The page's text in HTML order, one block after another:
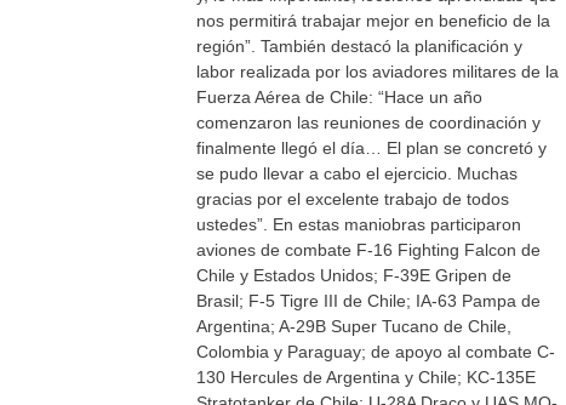
nos permitirá trabajar mejor en beneficio de la
región”. También destacó la planificación y
labor realizada por los aviadores militares de la
Fuerza Aérea de Chile: “Hace un año
comenzaron las reuniones de coordinación y
finalmente llegó el día… El plan se concretó y
se pudo llevar a cabo el ejercicio. Muchas
gracias por el excelente trabajo de todos
ustedes”. En estas maniobras participaron
aviones de combate F-16 Fighting Falcon de
Chile y Estados Unidos; F-39E Gripen de
Brasil; F-5 Tigre III de Chile; IA-63 Pampa de
Argentina; A-29B Super Tucano de Chile,
Colombia y Paraguay; de apoyo al combate C-
130 Hercules de Argentina y Chile; KC-135E